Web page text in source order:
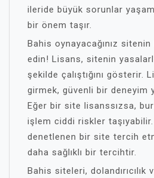
ileride büyük sorunlar
bir önem taşır.
Bahis oynayacağınız
edin! Lisans, sitenin
şekilde çalıştığını gösterir.
girmek, güvenli bir deneyim
Eğer bir site lisanssızsa,
işlem ciddi riskler taşıyabilir.
denetlenen bir site tercih
daha sağlıklı bir tercihtir.
Bahis siteleri, dolandırıcılık